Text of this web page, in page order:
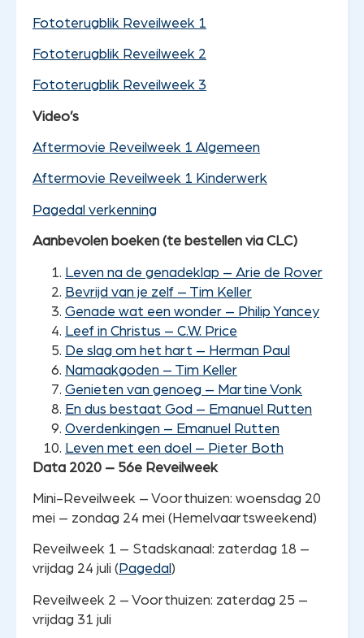
Fototerugblik Reveilweek 1
Fototerugblik Reveilweek 2
Fototerugblik Reveilweek 3
Video’s
Aftermovie Reveilweek 1 Algemeen
Aftermovie Reveilweek 1 Kinderwerk
Pagedal verkenning
Aanbevolen boeken (te bestellen via CLC)
Leven na de genadeklap – Arie de Rover
Bevrijd van je zelf – Tim Keller
Genade wat een wonder – Philip Yancey
Leef in Christus – C.W. Price
De slag om het hart – Herman Paul
Namaakgoden – Tim Keller
Genieten van genoeg – Martine Vonk
En dus bestaat God – Emanuel Rutten
Overdenkingen – Emanuel Rutten
Leven met een doel – Pieter Both
Data 2020 – 56e Reveilweek
Mini-Reveilweek – Voorthuizen: woensdag 20
mei – zondag 24 mei (Hemelvaartsweekend)
Reveilweek 1 – Stadskanaal: zaterdag 18 –
vrijdag 24 juli (Pagedal)
Reveilweek 2 – Voorthuizen: zaterdag 25 –
vrijdag 31 juli